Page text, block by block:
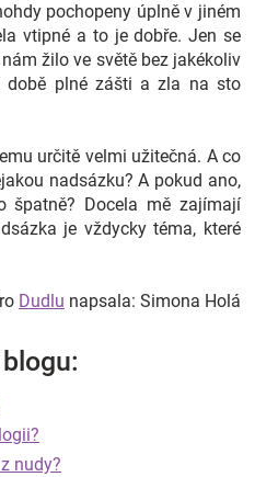
pochopeny úplně v jiném
vtipné a to je dobře. Jen se
žilo ve světě bez jakékoliv
době plné zášti a zla na sto
určitě velmi užitečná. A co
nadsázku? A pokud ano,
špatně? Docela mě zajímají
je vždycky téma, které
Dudlu napsala: Simona Holá
nudy?